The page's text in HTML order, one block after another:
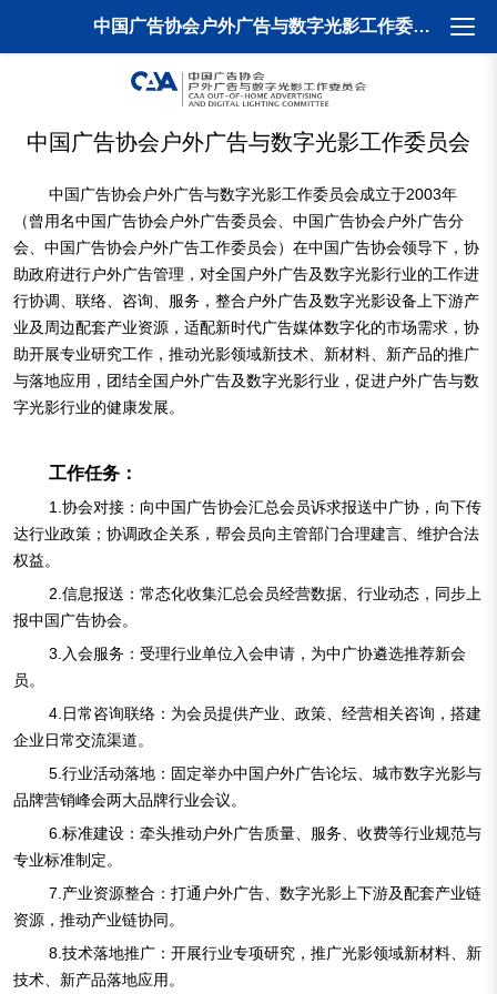
中国广告协会户外广告与数字光影工作委员会 打开
中国广告协会户外广告与数字光影工作委员会
中国广告协会户外广告与数字光影工作委员会成立于2003年
（曾用名中国广告协会户外广告委员会、中国广告协会户外广告分
会、中国广告协会户外广告工作委员会）在中国广告协会领导下，协
助政府进行户外广告管理，对全国户外广告及数字光影行业的工作进
行协调、联络、咨询、服务，整合户外广告及数字光影设备上下游产
业及周边配套产业资源，适配新时代广告媒体数字化的市场需求，协
助开展专业研究工作，推动光影领域新技术、新材料、新产品的推广
与落地应用，团结全国户外广告及数字光影行业，促进户外广告与数
字光影行业的健康发展。
工作任务：
1.协会对接：向中国广告协会汇总会员诉求报送中广协，向下传
达行业政策；协调政企关系，帮会员向主管部门合理建言、维护合法
权益。
2.信息报送：常态化收集汇总会员经营数据、行业动态，同步上
报中国广告协会。
3.入会服务：受理行业单位入会申请，为中广协遴选推荐新会
员。
4.日常咨询联络：为会员提供产业、政策、经营相关咨询，搭建
企业日常交流渠道。
5.行业活动落地：固定举办中国户外广告论坛、城市数字光影与
品牌营销峰会两大品牌行业会议。
6.标准建设：牵头推动户外广告质量、服务、收费等行业规范与
专业标准制定。
7.产业资源整合：打通户外广告、数字光影上下游及配套产业链
资源，推动产业链协同。
8.技术落地推广：开展行业专项研究，推广光影领域新材料、新
技术、新产品落地应用。